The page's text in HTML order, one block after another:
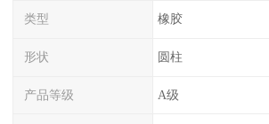
类型 橡胶
形状 圆柱
产品等级 A级